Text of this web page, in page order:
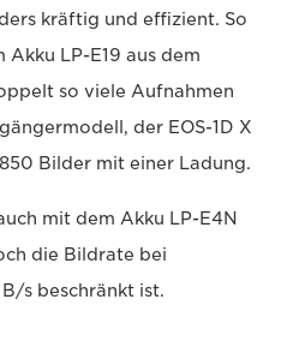
kräftig und effizient. So
LP-E19 aus dem
so viele Aufnahmen
der EOS-1D X
Bilder mit einer Ladung.
mit dem Akku LP-E4N
die Bildrate bei
s beschränkt ist.